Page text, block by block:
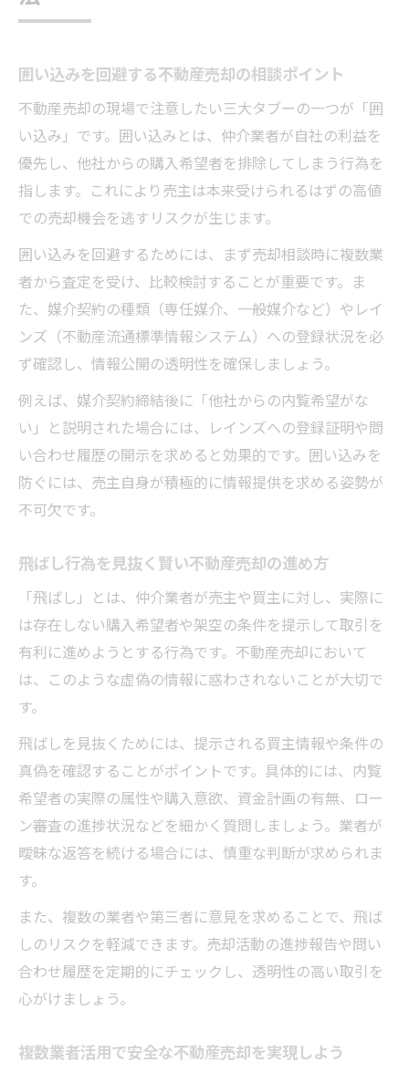
囲い込みを回避する不動産売却の相談ポイント
不動産売却の現場で注意したい三大タブーの一つが「囲
い込み」です。囲い込みとは、仲介業者が自社の利益を
優先し、他社からの購入希望者を排除してしまう行為を
指します。これにより売主は本来受けられるはずの高値
での売却機会を逃すリスクが生じます。
囲い込みを回避するためには、まず売却相談時に複数業
者から査定を受け、比較検討することが重要です。ま
た、媒介契約の種類（専任媒介、一般媒介など）やレイ
ンズ（不動産流通標準情報システム）への登録状況を必
ず確認し、情報公開の透明性を確保しましょう。
例えば、媒介契約締結後に「他社からの内覧希望がな
い」と説明された場合には、レインズへの登録証明や問
い合わせ履歴の開示を求めると効果的です。囲い込みを
防ぐには、売主自身が積極的に情報提供を求める姿勢が
不可欠です。
飛ばし行為を見抜く賢い不動産売却の進め方
「飛ばし」とは、仲介業者が売主や買主に対し、実際に
は存在しない購入希望者や架空の条件を提示して取引を
有利に進めようとする行為です。不動産売却において
は、このような虚偽の情報に惑わされないことが大切で
す。
飛ばしを見抜くためには、提示される買主情報や条件の
真偽を確認することがポイントです。具体的には、内覧
希望者の実際の属性や購入意欲、資金計画の有無、ロー
ン審査の進捗状況などを細かく質問しましょう。業者が
曖昧な返答を続ける場合には、慎重な判断が求められま
す。
また、複数の業者や第三者に意見を求めることで、飛ば
しのリスクを軽減できます。売却活動の進捗報告や問い
合わせ履歴を定期的にチェックし、透明性の高い取引を
心がけましょう。
複数業者活用で安全な不動産売却を実現しよう